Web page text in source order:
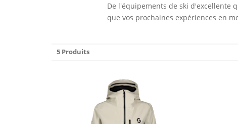
De l'équipements de ski d'excellente
que vos prochaines expériences en
5 Produits